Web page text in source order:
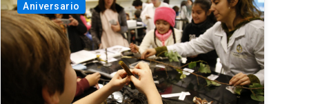
Aniversario